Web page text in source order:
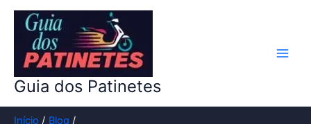
conteúdo
Guia dos Patinetes
Início
Blog